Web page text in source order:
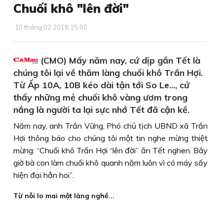
Chuối khô "lên đời"
10 tháng 02 2018 15:00
(CMO) Mấy năm nay, cứ dịp gần Tết là
chúng tôi lại về thăm làng chuối khô Trần Hợi.
Từ Ấp 10A, 10B kéo dài tận tới So Le..., cứ
thấy những mẻ chuối khô vàng ươm trong
nắng là người ta lại sực nhớ Tết đã cận kề.
Năm nay, anh Trần Vững, Phó chủ tịch UBND xã Trần
Hợi thông báo cho chúng tôi một tin nghe mừng thiệt
mừng: “Chuối khô Trần Hợi “lên đời” ăn Tết nghen. Bây
giờ bà con làm chuối khô quanh năm luôn vì có máy sấy
hiện đại hẳn hoi”.
Từ nỗi lo mai một làng nghề...